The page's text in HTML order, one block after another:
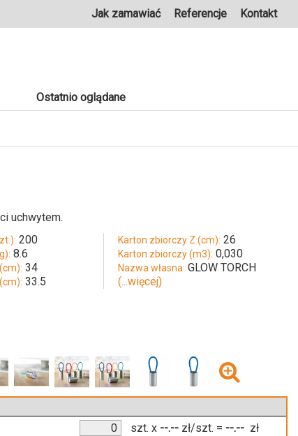
Jak zamawiać Referencje Kontakt
Ostatnio oglądane
uchwytem.
200
8.6
34
33.5
Karton zbiorczy Z (cm): 26
Karton zbiorczy (m3): 0,030
Nazwa własna: GLOW TORCH
(...więcej)
szt. x --.-- zł/szt. = --.-- zł